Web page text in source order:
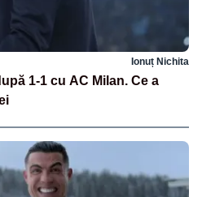
Ionuț Nichita
1-1 cu AC Milan. Ce a